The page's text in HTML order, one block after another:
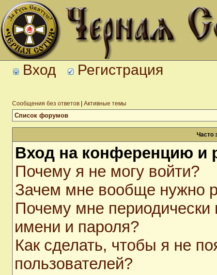
Вход Регистрация
Сообщения без ответов Активные темы
Список форумов
Часто
Вход на конференцию и
Почему я не могу войти?
Зачем мне вообще нужно
Почему мне периодически
имени и пароля?
Как сделать, чтобы я не
пользователей?